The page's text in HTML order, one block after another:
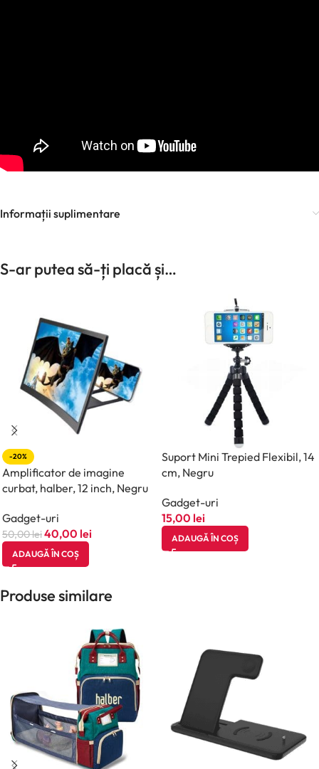
Informații suplimentare
S-ar putea să-ți placă și…
-20%
Amplificator de imagine
curbat, halber, 12 inch, Negru
Gadget-uri
50,00lei40,00 lei
ADAUGĂ ÎN COȘ
Suport Mini Trepied Flexibil, 14
cm, Negru
Gadget-uri
15,00 lei
ADAUGĂ ÎN COȘ
Produse similare